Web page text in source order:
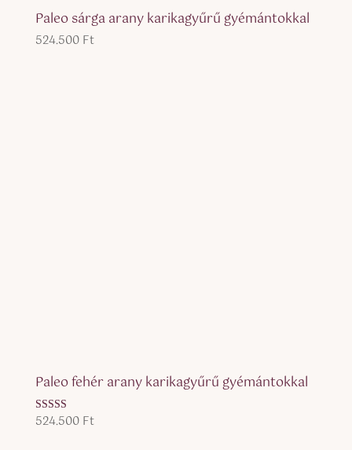
Paleo sárga arany karikagyűrű gyémántokkal
524.500 Ft
Paleo fehér arany karikagyűrű gyémántokkal
Értékelés:
524.500 Ft